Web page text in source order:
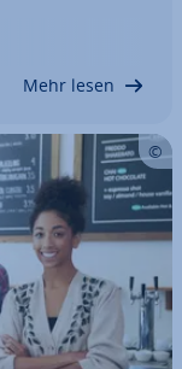
werden
Mehr lesen